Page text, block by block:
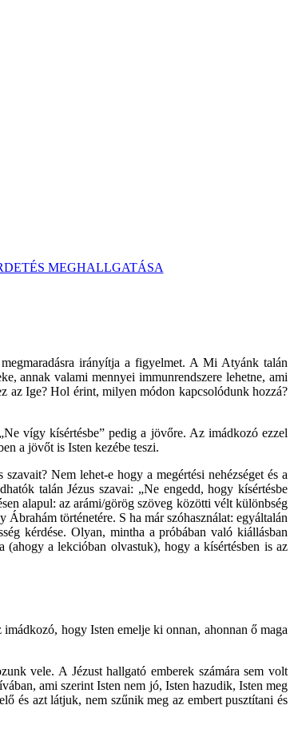
MEGHALLGATÁSA
irányítja a figyelmet. A Mi Atyánk talán
annak valami mennyei immunrendszere lehetne, ami
az Ige? Hol érint, milyen módon kapcsolódunk hozzá?
vígy kísértésbe” pedig a jövőre. Az imádkozó ezzel
a jövőt is Isten kezébe teszi.
Nem lehet-e hogy a megértési nehézséget és a
talán Jézus szavai: „Ne engedd, hogy kísértésbe
alapul: az arámi/görög szöveg közötti vélt különbség
történetére. S ha már szóhasználat: egyáltalán
kérdése. Olyan, mintha a próbában való kiállásban
(ahogy a lekcióban olvastuk), hogy a kísértésben is az
hogy Isten emelje ki onnan, ahonnan ő maga
vele. A Jézust hallgató emberek számára sem volt
ami szerint Isten nem jó, Isten hazudik, Isten meg
és azt látjuk, nem szűnik meg az embert pusztítani és